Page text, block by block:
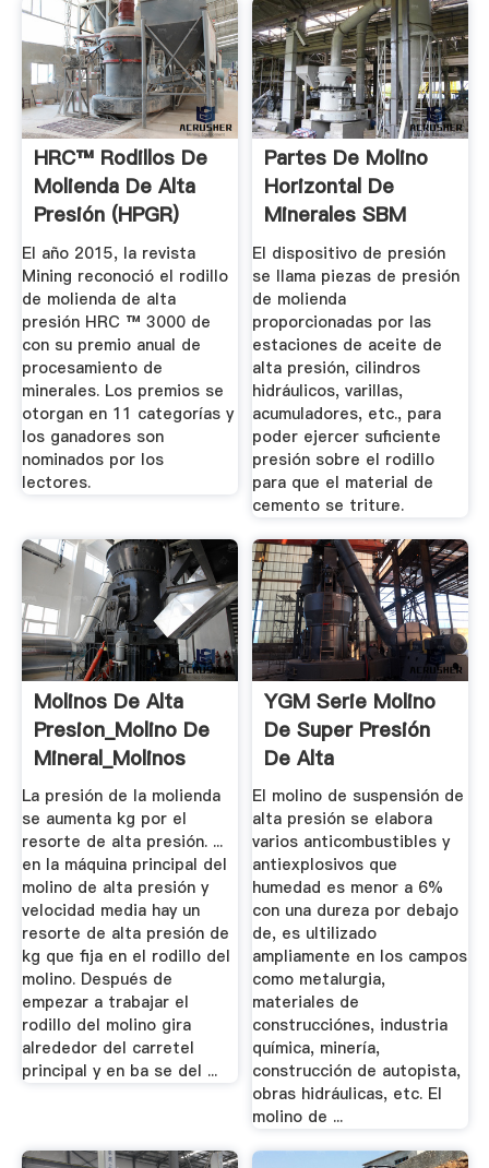
HRC™ Rodillos De
Molienda De Alta
Presión (HPGR)
El año 2015, la revista
Mining reconoció el rodillo
de molienda de alta
presión HRC ™ 3000 de
con su premio anual de
procesamiento de
minerales. Los premios se
otorgan en 11 categorías y
los ganadores son
nominados por los
lectores.
Partes De Molino
Horizontal De
Minerales SBM
El dispositivo de presión
se llama piezas de presión
de molienda
proporcionadas por las
estaciones de aceite de
alta presión, cilindros
hidráulicos, varillas,
acumuladores, etc., para
poder ejercer suficiente
presión sobre el rodillo
para que el material de
cemento se triture.
Molinos De Alta
Presion_Molino De
Mineral_Molinos
Mineria ...
La presión de la molienda
se aumenta kg por el
resorte de alta presión. ...
en la máquina principal del
molino de alta presión y
velocidad media hay un
resorte de alta presión de
kg que fija en el rodillo del
molino. Después de
empezar a trabajar el
rodillo del molino gira
alrededor del carretel
principal y en ba se del ...
YGM Serie Molino
De Super Presión
De Alta
Presión_LIMING ...
El molino de suspensión de
alta presión se elabora
varios anticombustibles y
antiexplosivos que
humedad es menor a 6%
con una dureza por debajo
de, es ultilizado
ampliamente en los campos
como metalurgia,
materiales de
construcciónes, industria
química, minería,
construcción de autopista,
obras hidráulicas, etc. El
molino de ...